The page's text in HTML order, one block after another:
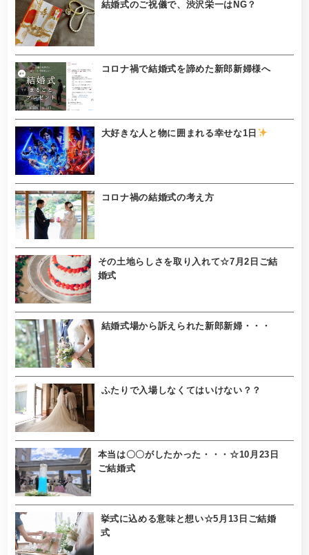
結婚式のご祝儀で、渋沢栄一はNG？
コロナ禍で結婚式を諦めた新郎新婦様へ
大好きな人と物に囲まれる幸せな1日
コロナ禍の結婚式の考え方
その土地らしさを取り入れて☆7月2日ご結
婚式
結婚式場から訴えられた新郎新婦・・・
ふたりで入場しなくてはいけない？？
本当は〇〇がしたかった・・・☆10月23日
ご結婚式
挙式に込める意味と想い☆5月13日ご結婚
式